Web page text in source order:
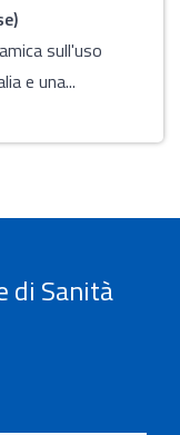
sull'uso
e una...
di Sanità